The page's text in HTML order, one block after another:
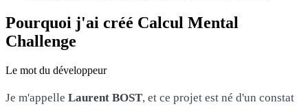
Pourquoi j'ai créé Calcul Mental
Challenge
Le mot du développeur
Je m'appelle Laurent BOST, et ce projet est né d'un constat